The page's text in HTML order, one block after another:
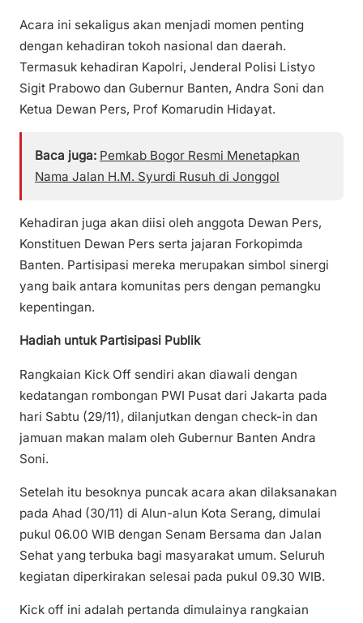
Acara ini sekaligus akan menjadi momen penting
dengan kehadiran tokoh nasional dan daerah.
Termasuk kehadiran Kapolri, Jenderal Polisi Listyo
Sigit Prabowo dan Gubernur Banten, Andra Soni dan
Ketua Dewan Pers, Prof Komarudin Hidayat.
Baca juga: Pemkab Bogor Resmi Menetapkan
Nama Jalan H.M. Syurdi Rusuh di Jonggol
Kehadiran juga akan diisi oleh anggota Dewan Pers,
Konstituen Dewan Pers serta jajaran Forkopimda
Banten. Partisipasi mereka merupakan simbol sinergi
yang baik antara komunitas pers dengan pemangku
kepentingan.
Hadiah untuk Partisipasi Publik
Rangkaian Kick Off sendiri akan diawali dengan
kedatangan rombongan PWI Pusat dari Jakarta pada
hari Sabtu (29/11), dilanjutkan dengan check-in dan
jamuan makan malam oleh Gubernur Banten Andra
Soni.
Setelah itu besoknya puncak acara akan dilaksanakan
pada Ahad (30/11) di Alun-alun Kota Serang, dimulai
pukul 06.00 WIB dengan Senam Bersama dan Jalan
Sehat yang terbuka bagi masyarakat umum. Seluruh
kegiatan diperkirakan selesai pada pukul 09.30 WIB.
Kick off ini adalah pertanda dimulainya rangkaian